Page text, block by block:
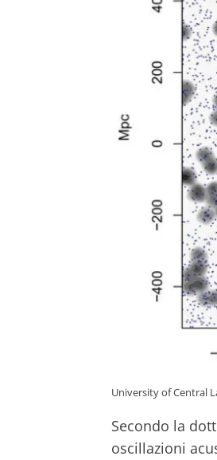
University of Central
Secondo la
oscillazioni